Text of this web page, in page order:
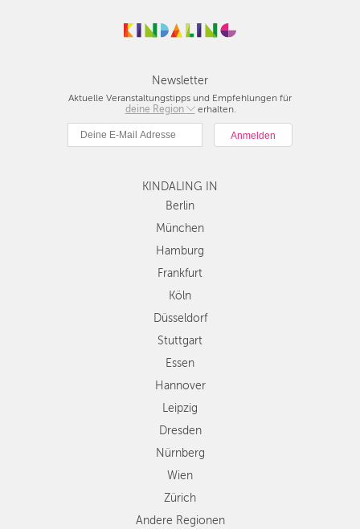
Newsletter
Aktuelle Veranstaltungstipps und Empfehlungen für
deine Region
Berlin
München
Hamburg
Köln
Düsseldorf
Stuttgart
Essen
Dresden
Nürnberg
Wien
Zürich
Andere
Regionen
erhalten.
KINDALING IN
Berlin
München
Hamburg
Frankfurt
Köln
Düsseldorf
Stuttgart
Essen
Hannover
Leipzig
Dresden
Nürnberg
Wien
Zürich
Andere Regionen